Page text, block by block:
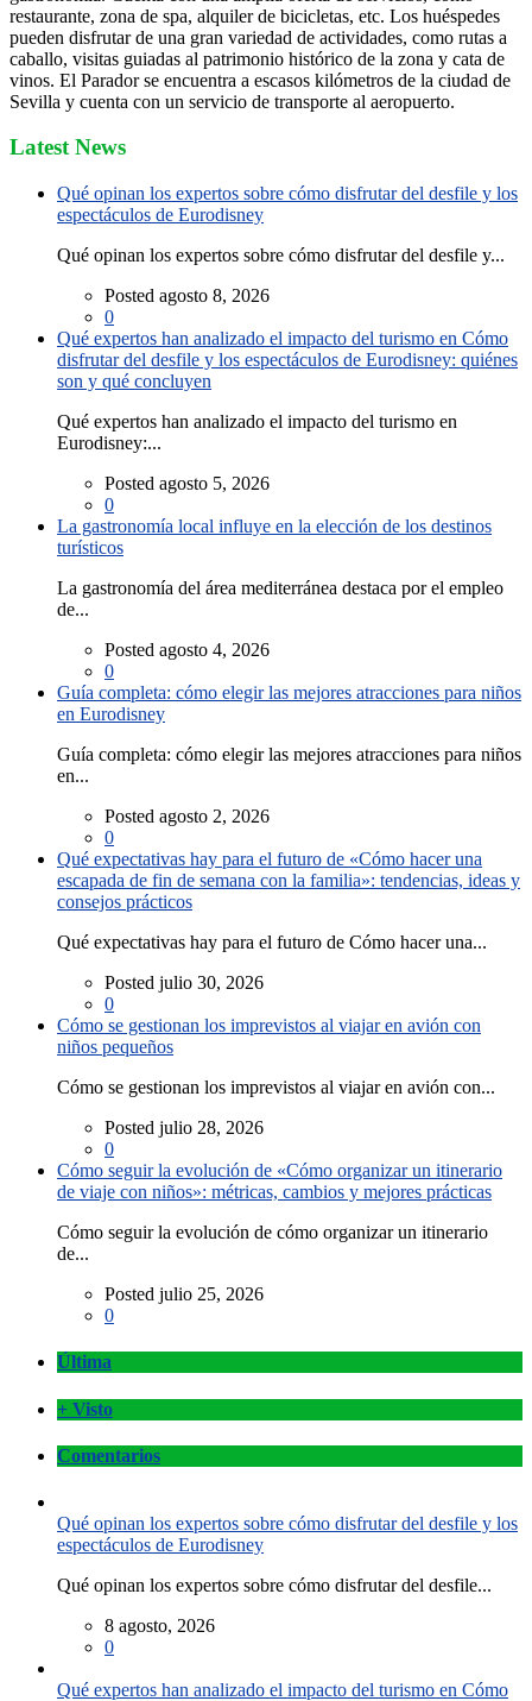
restaurante, zona de spa, alquiler de bicicletas, etc. Los huéspedes
pueden disfrutar de una gran variedad de actividades, como rutas a
caballo, visitas guiadas al patrimonio histórico de la zona y cata de
vinos. El Parador se encuentra a escasos kilómetros de la ciudad de
Sevilla y cuenta con un servicio de transporte al aeropuerto.
Latest News
Qué opinan los expertos sobre cómo disfrutar del desfile y los
espectáculos de Eurodisney
Qué opinan los expertos sobre cómo disfrutar del desfile y...
Posted agosto 8, 2026
0
Qué expertos han analizado el impacto del turismo en Cómo
disfrutar del desfile y los espectáculos de Eurodisney: quiénes
son y qué concluyen
Qué expertos han analizado el impacto del turismo en
Eurodisney:...
Posted agosto 5, 2026
0
La gastronomía local influye en la elección de los destinos
turísticos
La gastronomía del área mediterránea destaca por el empleo
de...
Posted agosto 4, 2026
0
Guía completa: cómo elegir las mejores atracciones para niños
en Eurodisney
Guía completa: cómo elegir las mejores atracciones para niños
en...
Posted agosto 2, 2026
0
Qué expectativas hay para el futuro de «Cómo hacer una
escapada de fin de semana con la familia»: tendencias, ideas y
consejos prácticos
Qué expectativas hay para el futuro de Cómo hacer una...
Posted julio 30, 2026
0
Cómo se gestionan los imprevistos al viajar en avión con
niños pequeños
Cómo se gestionan los imprevistos al viajar en avión con...
Posted julio 28, 2026
0
Cómo seguir la evolución de «Cómo organizar un itinerario
de viaje con niños»: métricas, cambios y mejores prácticas
Cómo seguir la evolución de cómo organizar un itinerario
de...
Posted julio 25, 2026
0
Última
+ Visto
Comentarios
Qué opinan los expertos sobre cómo disfrutar del desfile y los
espectáculos de Eurodisney
Qué opinan los expertos sobre cómo disfrutar del desfile...
8 agosto, 2026
0
Qué expertos han analizado el impacto del turismo en Cómo